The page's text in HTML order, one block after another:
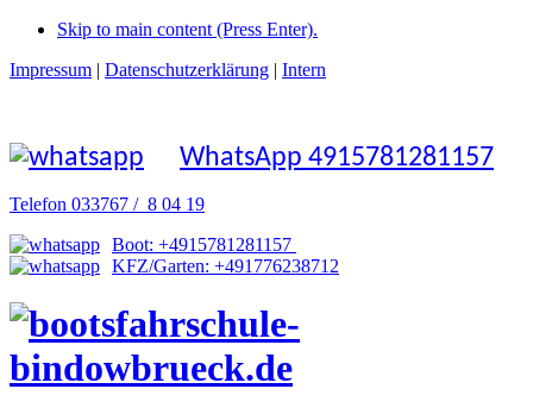
Skip to main content (Press Enter).
Impressum | Datenschutzerklärung | Intern
WhatsApp 4915781281157
Telefon 033767 / 8 04 19
Boot: +4915781281157
KFZ/Garten: +491776238712